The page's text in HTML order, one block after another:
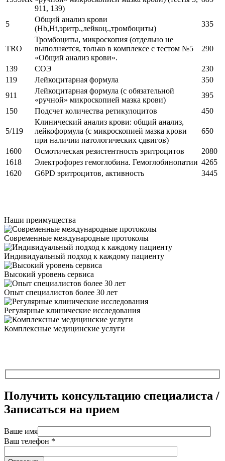
911, 139)
5
Общий анализ крови
(Hb,Ht,эритр.,лейкоц.,тромбоциты)
335
TRO
Тромбоциты, микроскопия (отдельно не
выполняется, только в комплексе с тестом №5
«Общий анализ крови».
290
139 СОЭ
230
119
Лейкоцитарная формула
350
911
Лейкоцитарная формула (с обязательной
«ручной» микроскопией мазка крови)
395
150
Подсчет количества ретикулоцитов 450
5/119
Клинический анализ крови: общий анализ,
лейкоформула (с микроскопией мазка крови
при наличии патологических сдвигов)
650
1600 Осмотическая резистентность эритроцитов
2080
1618
Электрофорез гемоглобина. Гемоглобинопатии 4265
1620
G6PD эритроцитов, активность 3445
Наши преимущества
Современные международные протоколы
Индивидуальный подход к каждому пациенту
Высокий уровень сервиса
Опыт специалистов более 30 лет
Регулярные клинические исследования
Комплексные медицинские услуги
Получить консультацию специалиста /
Записаться на прием
Ваше имя
Ваш телефон *